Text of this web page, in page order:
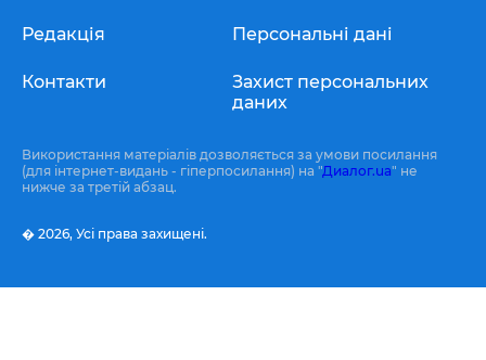
Редакція
Контакти
Персональні дані
Захист персональних
даних
Використання матеріалів дозволяється за умови посилання
(для інтернет-видань - гіперпосилання) на "Диалог.ua" не
нижче за третій абзац.
� 2026, Усі права захищені.